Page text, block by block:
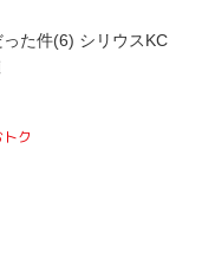
た件(6) シリウスKC
ク